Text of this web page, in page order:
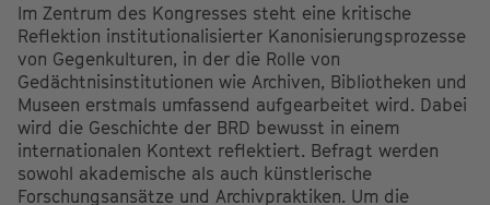
Im Zentrum des Kongresses steht eine kritische
Reflektion institutionalisierter Kanonisierungsprozesse
von Gegenkulturen, in der die Rolle von
Gedächtnisinstitutionen wie Archiven, Bibliotheken und
Museen erstmals umfassend aufgearbeitet wird. Dabei
wird die Geschichte der BRD bewusst in einem
internationalen Kontext reflektiert. Befragt werden
sowohl akademische als auch künstlerische
Forschungsansätze und Archivpraktiken. Um die